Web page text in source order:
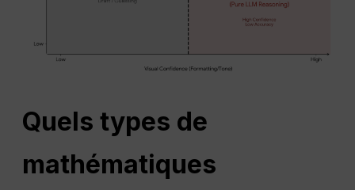
Quels types de
mathématiques